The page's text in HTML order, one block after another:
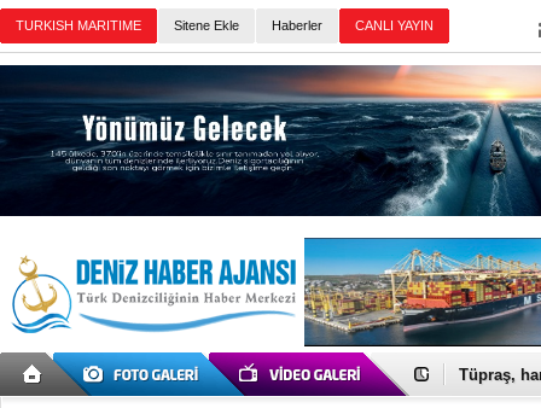
Sitene Ekle Haberler
Anadolu
Tüpraş,
İTU AUV,